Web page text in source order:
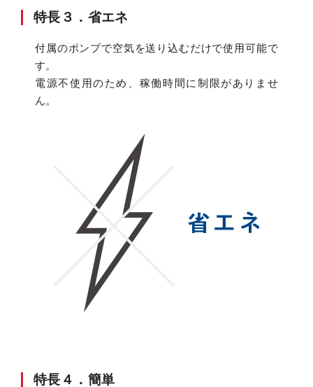
特長３．省エネ
付属のポンプで空気を送り込むだけで使用可能で
す。
電源不使用のため、稼働時間に制限がありませ
ん。
特長４．簡単